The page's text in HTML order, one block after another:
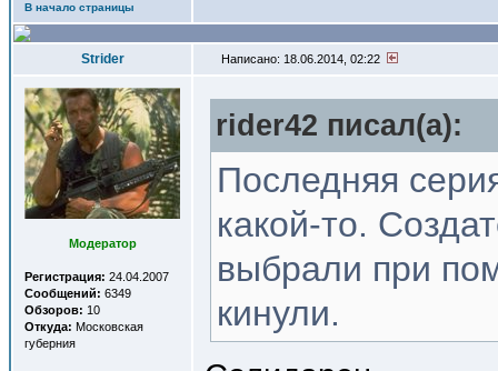
В начало страницы
Strider Написано: 18.06.2014, 02:22
Модератор
Регистрация: 24.04.2007
Сообщений: 6349
Обзоров: 10
Откуда: Московская
губерния
rider42 писал(a):
Последняя
какой-то.
выбрали при
кинули.